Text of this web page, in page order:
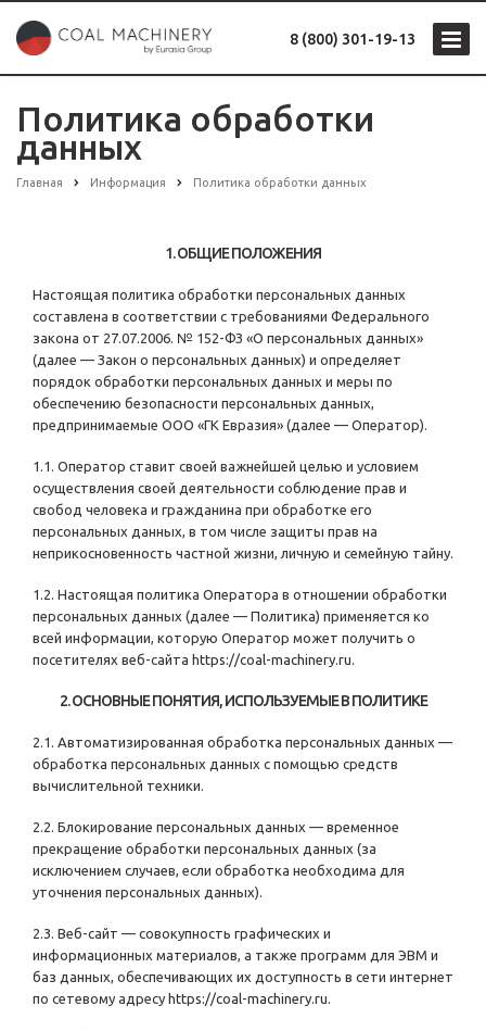
8 (800) 301-19-13
Политика обработки
данных
Главная Информация Политика обработки данных
1. ОБЩИЕ ПОЛОЖЕНИЯ
Настоящая политика обработки персональных данных
составлена в соответствии с требованиями Федерального
закона от 27.07.2006. № 152-ФЗ «О персональных данных»
(далее — Закон о персональных данных) и определяет
порядок обработки персональных данных и меры по
обеспечению безопасности персональных данных,
предпринимаемые ООО «ГК Евразия» (далее — Оператор).
1.1. Оператор ставит своей важнейшей целью и условием
осуществления своей деятельности соблюдение прав и
свобод человека и гражданина при обработке его
персональных данных, в том числе защиты прав на
неприкосновенность частной жизни, личную и семейную тайну.
1.2. Настоящая политика Оператора в отношении обработки
персональных данных (далее — Политика) применяется ко
всей информации, которую Оператор может получить о
посетителях веб-сайта https://coal-machinery.ru.
2. ОСНОВНЫЕ ПОНЯТИЯ, ИСПОЛЬЗУЕМЫЕ В ПОЛИТИКЕ
2.1. Автоматизированная обработка персональных данных —
обработка персональных данных с помощью средств
вычислительной техники.
2.2. Блокирование персональных данных — временное
прекращение обработки персональных данных (за
исключением случаев, если обработка необходима для
уточнения персональных данных).
2.3. Веб-сайт — совокупность графических и
информационных материалов, а также программ для ЭВМ и
баз данных, обеспечивающих их доступность в сети интернет
по сетевому адресу https://coal-machinery.ru.